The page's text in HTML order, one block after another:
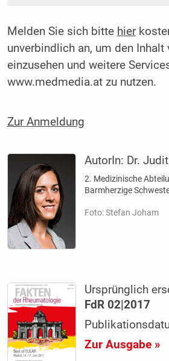
Melden Sie sich bitte hier
unverbindlich an, um den
einzusehen und weitere
www.medmedia.at zu nutzen.
Zur Anmeldung
AutorIn: Dr.
2. Medizinische
Barmherzige
Foto: Stefan Joham
Ursprünglich
FdR 02|2017
Zur Ausgabe »